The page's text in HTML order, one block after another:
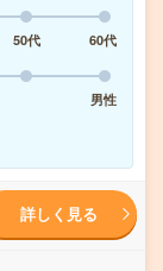
50代
60代
男性
詳しく見る